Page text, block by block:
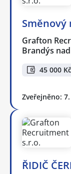
Grafton
Brandýs
45 000 Kč
Zveřejněno:
ŘIDIČ